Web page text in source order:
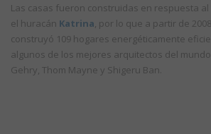
Las casas fueron construidas en respuesta
el huracán Katrina, por lo que a partir de
construyó 109 hogares energéticamente
algunos de los mejores arquitectos del
Gehry, Thom Mayne y Shigeru Ban.